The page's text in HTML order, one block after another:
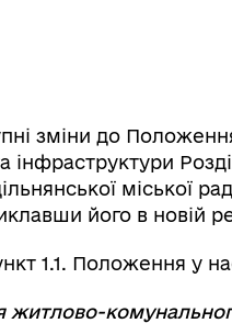
органи (ради,
зміни до
інфраструктури
міської
його в новій
1.1. Положення у
житлово-